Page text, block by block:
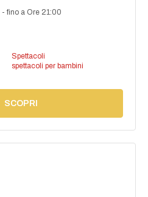
-fino a Ore 21:00
Spettacoli
spettacoli per bambini
SCOPRI